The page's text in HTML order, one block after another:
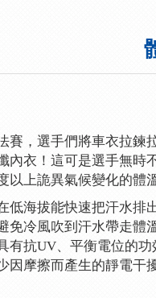
賽，選手們將車衣拉鍊
衣！這可是選手無時
以上詭異氣候變化的體
低海拔能快速把汗水排
免冷風吹到汗水帶走體
有抗UV、平衡電位的功
因摩擦而產生的靜電干